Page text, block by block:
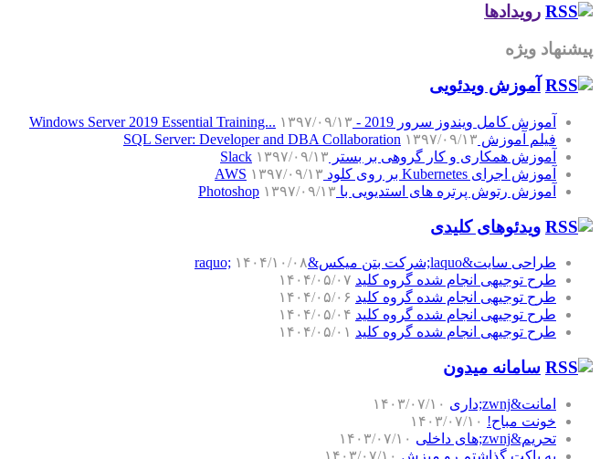
رویدادها
پیشنهاد ویژه
آموزش‌ ویدئویی
آموزش کامل ویندوز سرور 2019 - Windows Server 2019 Essential Training...
۱۳۹۷/۰۹/۱۳
فیلم آموزش SQL Server: Developer and DBA Collaboration ۱۳۹۷/۰۹/۱۳
آموزش همکاری و کار گروهی بر بستر Slack ۱۳۹۷/۰۹/۱۳
آموزش اجرای Kubernetes بر روی کلود AWS
۱۳۹۷/۰۹/۱۳
آموزش رتوش پرتره های استدیویی با Photoshop ۱۳۹۷/۰۹/۱۳
ویدئوهای کلیدی
طراحی سایت&laquo;شرکت بتن میکس&raquo;
۱۴۰۴/۱۰/۰۸
طرح توجیهی انجام شده گروه کلید ۱۴۰۴/۰۵/۰۷
طرح توجیهی انجام شده گروه کلید ۱۴۰۴/۰۵/۰۶
طرح توجیهی انجام شده گروه کلید ۱۴۰۴/۰۵/۰۴
طرح توجیهی انجام شده گروه کلید ۱۴۰۴/۰۵/۰۱
سامانه میدون
امانت&zwnj;داری
۱۴۰۳/۰۷/۱۰
خونت مباح! ۱۴۰۳/۰۷/۱۰
تحریم&zwnj;های داخلی
۱۴۰۳/۰۷/۱۰
یه پاکت گذاشتم رو میزش ۱۴۰۳/۰۷/۱۰